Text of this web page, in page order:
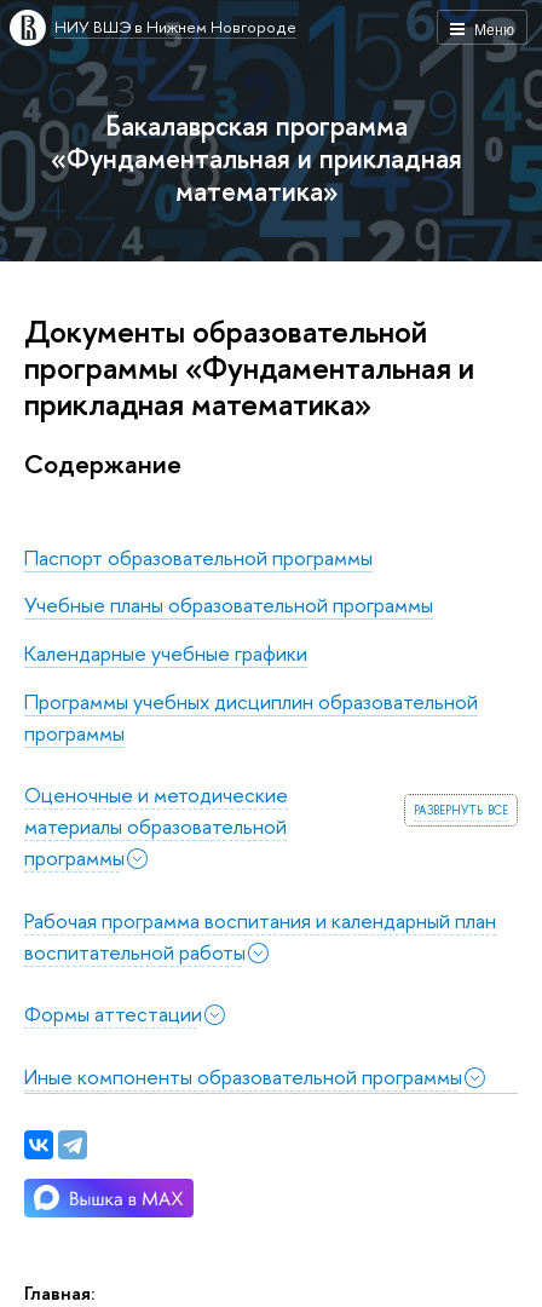
Меню
НИУ ВШЭ в Нижнем Новгороде
Бакалаврская программа
«Фундаментальная и прикладная
математика»
Главная:
Документы образовательной
программы «Фундаментальная и
прикладная математика»
Содержание
Паспорт образовательной программы
Учебные планы образовательной программы
Календарные учебные графики
Программы учебных дисциплин образовательной
программы
развернуть все
Оценочные и методические
материалы образовательной
программы
Рабочая программа воспитания и календарный план
воспитательной работы
Формы аттестации
Иные компоненты образовательной программы